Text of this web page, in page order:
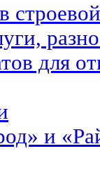
для
и